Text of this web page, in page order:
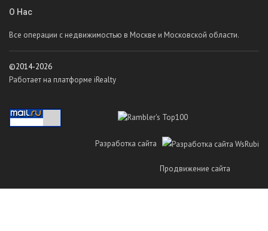
О Нас
Все операции с недвижимостью в Москве и Московской области.
©2014-2026
Работает на платформе iRealty
Разработка сайта
Продвижение сайта